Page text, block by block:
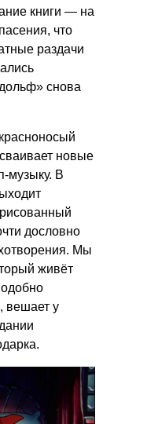
книги — на
что
раздачи
снова
новые
музыку. В
дословно
Мы
живёт
вешает у